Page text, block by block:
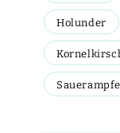
Holunder